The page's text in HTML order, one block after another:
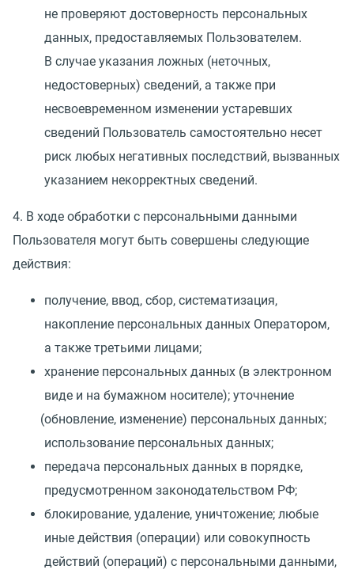
не проверяют достоверность персональных
данных, предоставляемых Пользователем.
В случае указания ложных (неточных,
недостоверных) сведений, а также при
несвоевременном изменении устаревших
сведений Пользователь самостоятельно несет
риск любых негативных последствий, вызванных
указанием некорректных сведений.
4. В ходе обработки с персональными данными
Пользователя могут быть совершены следующие
действия:
получение, ввод, сбор, систематизация,
накопление персональных данных Оператором,
а также третьими лицами;
хранение персональных данных (в электронном
виде и на бумажном носителе); уточнение
(обновление, изменение) персональных данных;
использование персональных данных;
передача персональных данных в порядке,
предусмотренном законодательством РФ;
блокирование, удаление, уничтожение; любые
иные действия (операции) или совокупность
действий (операций) с персональными данными,